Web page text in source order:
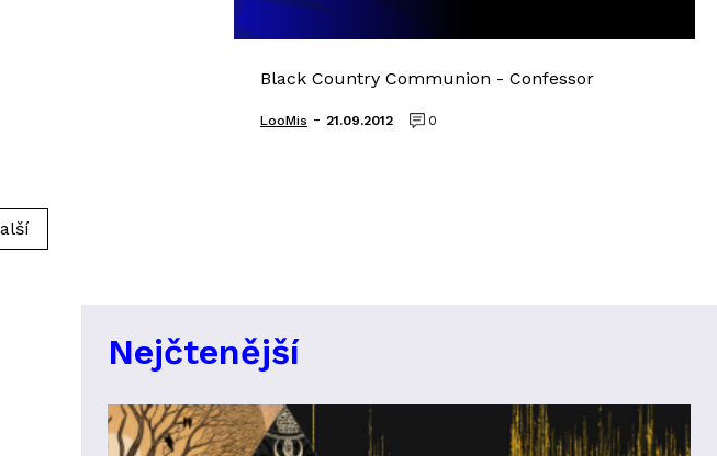
Black Country Communion - Confessor
LooMis - 21.09.2012 0
Nejčtenější